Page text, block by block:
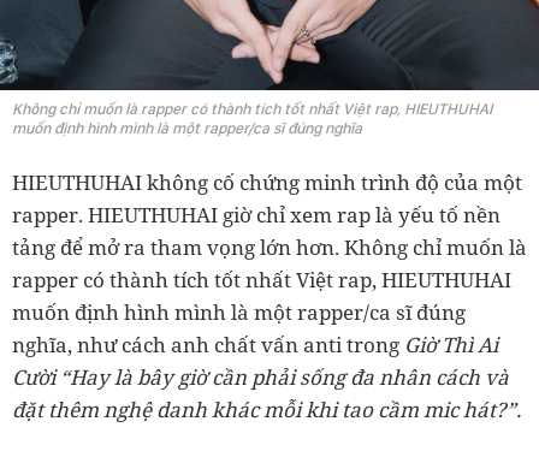
Không chỉ muốn là rapper có thành tích tốt nhất Việt rap, HIEUTHUHAI
muốn định hình mình là một rapper/ca sĩ đúng nghĩa
HIEUTHUHAI không cố chứng minh trình độ của một
rapper. HIEUTHUHAI giờ chỉ xem rap là yếu tố nền
tảng để mở ra tham vọng lớn hơn. Không chỉ muốn là
rapper có thành tích tốt nhất Việt rap, HIEUTHUHAI
muốn định hình mình là một rapper/ca sĩ đúng
nghĩa, như cách anh chất vấn anti trong Giờ Thì Ai
Cười “Hay là bây giờ cần phải sống đa nhân cách và
đặt thêm nghệ danh khác mỗi khi tao cầm mic hát?”.